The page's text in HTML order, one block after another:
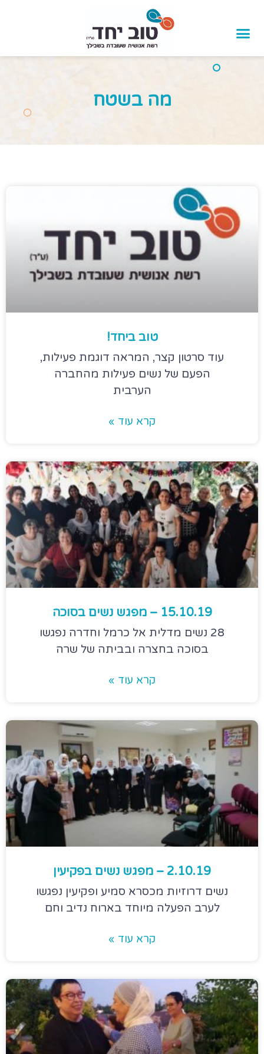
מה בשטח
טוב ביחד!
עוד סרטון קצר, המראה דוגמת פעילות,
הפעם של נשים פעילות מהחברה
הערבית
קרא עוד »
15.10.19 – מפגש נשים בסוכה
28 נשים מדלית אל כרמל וחדרה נפגשו
בסוכה בחצרה ובביתה של שרה
קרא עוד »
2.10.19 – מפגש נשים בפקיעין
נשים דרוזיות מכסרא סמיע ופקיעין נפגשו
לערב הפעלה מיוחד בארוח נדיב וחם
קרא עוד »